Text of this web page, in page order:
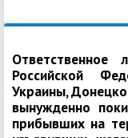
Российской
Украины,
вынужденно
прибывших на